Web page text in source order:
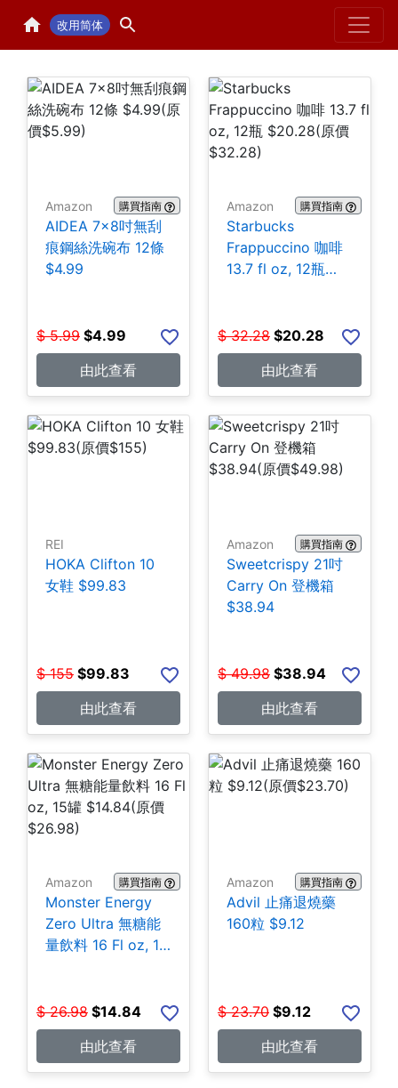
改用简体 Home
Amazon 購買指南
AIDEA 7×8吋無刮
痕鋼絲洗碗布 12條
$4.99
$ 5.99 $4.99
由此查看
Amazon 購買指南
Starbucks
Frappuccino 咖啡
13.7 fl oz, 12瓶
$ 32.28 $20.28
由此查看
REI
HOKA Clifton 10
女鞋 $99.83
$ 155 $99.83
由此查看
Amazon 購買指南
Sweetcrispy 21吋
Carry On 登機箱
$38.94
$ 49.98 $38.94
由此查看
Amazon 購買指南
Monster Energy
Zero Ultra 無糖能
量飲料 16 Fl oz, 15
$ 26.98 $14.84
由此查看
Amazon 購買指南
Advil 止痛退燒藥
160粒 $9.12
$ 23.70 $9.12
由此查看